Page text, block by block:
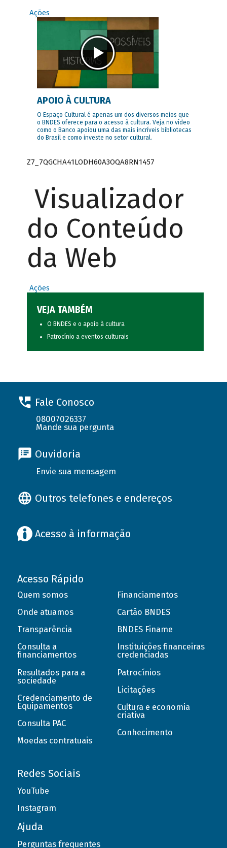
Ações
APOIO À CULTURA
O Espaço Cultural é apenas um dos diversos meios que
o BNDES oferece para o acesso à cultura. Veja no vídeo
como o Banco apoiou uma das mais incríveis bibliotecas
do Brasil e como investe no setor cultural.
Z7_7QGCHA41LODH60A3OQA8RN1457
Visualizador
do Conteúdo
da Web
Ações
VEJA TAMBÉM
O BNDES e o apoio à cultura
Patrocínio a eventos culturais
Fale Conosco
08007026337
Mande sua pergunta
Ouvidoria
Envie sua mensagem
Outros telefones e endereços
Acesso à informação
Acesso Rápido
Quem somos
Onde atuamos
Transparência
Consulta a
financiamentos
Resultados para a
sociedade
Credenciamento de
Equipamentos
Consulta PAC
Moedas contratuais
Financiamentos
Cartão BNDES
BNDES Finame
Instituições financeiras
credenciadas
Patrocínios
Licitações
Cultura e economia
criativa
Conhecimento
Redes Sociais
YouTube
Instagram
Ajuda
Perguntas frequentes